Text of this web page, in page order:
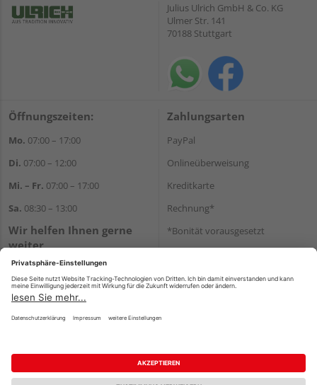
Julius Ulrich GmbH & Co. KG
Ulmer Str. 141
70188 Stuttgart
Öffnungszeiten:
Mo. 07:00 – 17:00
Di. 07:00 – 12:00
Mi. – Fr. 07:00 – 17:00
Sa. 08:30 – 13:00
Wir helfen Ihnen gerne
weiter
Tel.:+49 711 168520
WhatsApp
Zahlungsarten
PayPal
Onlineüberweisung
Kreditkarte
Rechnung*
*Bonität vorausgesetzt
Versand
Impressum AGB Widerruf
Datenschutz
Reservierungsbedingungen
Vertrag widerrufen